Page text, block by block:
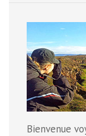
Bienvenue